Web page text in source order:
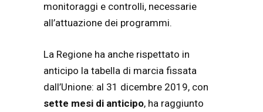
monitoraggi e controlli, necessarie
all’attuazione dei programmi.
La Regione ha anche rispettato in
anticipo la tabella di marcia fissata
dall’Unione: al 31 dicembre 2019, con
sette mesi di anticipo, ha raggiunto